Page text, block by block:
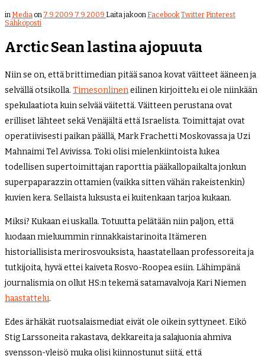
in Media on 7.9.2009 7.9.2009 Laita jakoon FacebookTwitter Pinterest
Sähköposti
Arctic Sean lastina ajopuuta
Niin se on, että brittimedian pitää sanoa kovat väitteet ääneen ja
selvällä otsikolla. Timesonlineneilinen kirjoittelu ei ole niinkään
spekulaatiota kuin selvää väitettä. Väitteen perustana ovat
erilliset lähteet sekä Venäjältä että Israelista. Toimittajat ovat
operatiivisesti paikan päällä, Mark Frachetti Moskovassa ja Uzi
Mahnaimi Tel Avivissa. Toki olisi mielenkiintoista lukea
todellisen supertoimittajan raporttia pääkallopaikalta jonkun
superpaparazzin ottamien (vaikka sitten vähän rakeistenkin)
kuvien kera. Sellaista luksusta ei kuitenkaan tarjoa kukaan.
Miksi? Kukaan ei uskalla. Totuutta pelätään niin paljon, että
luodaan mieluummin rinnakkaistarinoita Itämeren
historiallisista merirosvouksista, haastatellaan professoreita ja
tutkijoita, hyvä ettei kaiveta Rosvo-Roopea esiin. Lähimpänä
journalismia on ollut HS:n tekemä satamavalvoja Kari Niemen
haastattelu.
Edes ärhäkät ruotsalaismediat eivät ole oikein syttyneet. Eikö
Stig Larssoneita rakastava, dekkareita ja salajuonia ahmiva
svensson-yleisö muka olisi kiinnostunut siitä, että